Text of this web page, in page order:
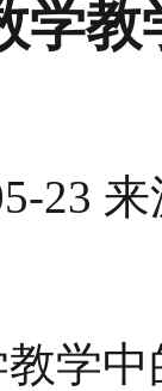
学
23 来
学中